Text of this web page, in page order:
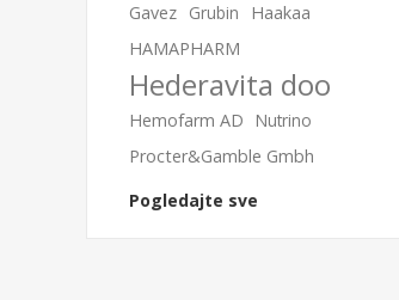
Gavez Grubin
Haakaa
HAMAPHARM
Hederavita doo
Hemofarm AD
Nutrino
Procter&Gamble Gmbh
Pogledajte sve